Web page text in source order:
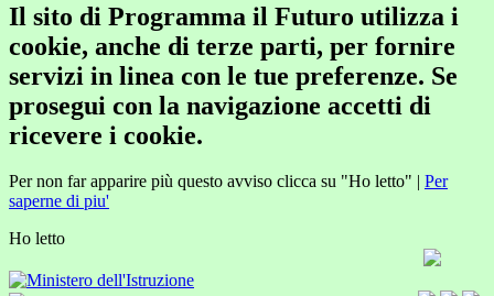
Il sito di Programma il Futuro utilizza i
cookie, anche di terze parti, per fornire
servizi in linea con le tue preferenze. Se
prosegui con la navigazione accetti di
ricevere i cookie.
Per non far apparire più questo avviso clicca su "Ho letto" | Per
saperne di piu'
Ho letto